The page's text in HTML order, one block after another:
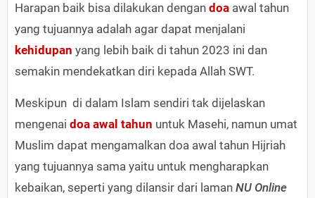
Harapan baik bisa dilakukan dengan doa awal tahun
yang tujuannya adalah agar dapat menjalani
kehidupan yang lebih baik di tahun 2023 ini dan
semakin mendekatkan diri kepada Allah SWT.
Meskipun di dalam Islam sendiri tak dijelaskan
mengenai doa awal tahun untuk Masehi, namun umat
Muslim dapat mengamalkan doa awal tahun Hijriah
yang tujuannya sama yaitu untuk mengharapkan
kebaikan, seperti yang dilansir dari laman NU Online